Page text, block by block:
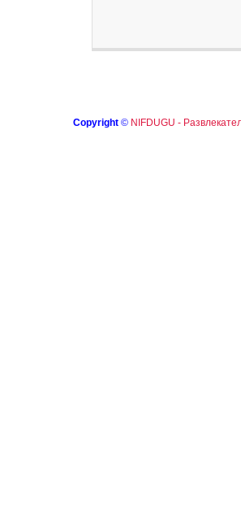
Copyright © NIFDUGU -